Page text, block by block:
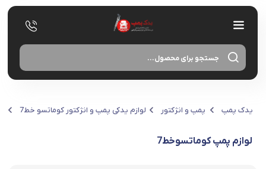
یدک پمپ پمپ و انژکتور لوازم یدکی پمپ و انژکتور کوماتسو خط7
لوازم پمپ کوماتسوخط7